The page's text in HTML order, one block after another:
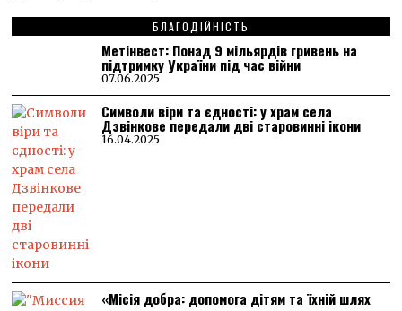
БЛАГОДІЙНІСТЬ
Метінвест: Понад 9 мільярдів гривень на
підтримку України під час війни
07.06.2025
Символи віри та єдності: у храм села
Дзвінкове передали дві старовинні ікони
16.04.2025
«Місія добра: допомога дітям та їхній шлях